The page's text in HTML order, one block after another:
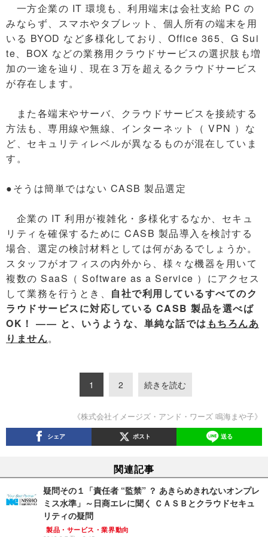
一方企業の IT 環境も、利用端末は会社支給 PC の
みならず、スマホやタブレット、個人所有の端末を用
いる BYOD など多様化しており、Office 365、G Sui
te、BOX などの業務用クラウドサービスの選択肢も増
加の一途を辿り、現在３万を超えるクラウドサービス
が存在します。
また各端末やサーバ、クラウドサービスを接続する
方法も、専用線や無線、インターネット（ VPN ）な
ど、セキュリティレベルが異なるものが混在していま
す。
●そうは簡単ではない CASB 製品選定
企業の IT 利用が複雑化・多様化するなか、セキュ
リティを確保するために CASB 製品導入を検討する
場合、選定の検討材料としては何があるでしょうか。
スタッフがオフィスの内外から、様々な機器を用いて
複数の SaaS（ Software as a Service ）にアクセス
して業務を行うとき、 自社で利用しているすべてのク
ラウドサービスに対応している CASB 製品を選べば
OK！ ―― と、いうような、単純な話では もちろんあ
りません。
1 2 続きを読む
《株式会社イメージズ・アンド・ワーズ 鳴海まや子》
シェア ポスト 送る
関連記事
疑問その１「責任者 “監禁” ？ あきらめきれないオンプレ
ミス水準」～日商エレに聞く ＣＡＳＢとクラウドセキュ
リティの疑問
製品・サービス・業界動向